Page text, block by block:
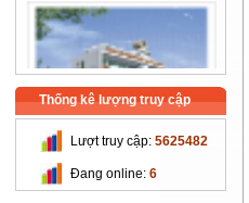
Trường Cao Đẳng Nghề Cơ
Khí Nông Nghiệp
Thống kê lượng truy cập
Lượt truy cập: 5625482
Đang online: 6